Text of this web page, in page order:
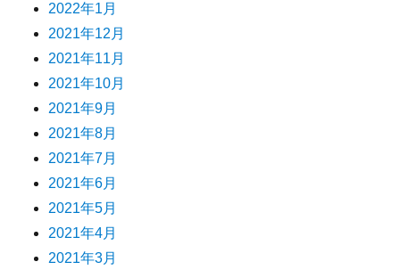
2022年1月
2021年12月
2021年11月
2021年10月
2021年9月
2021年8月
2021年7月
2021年6月
2021年5月
2021年4月
2021年3月